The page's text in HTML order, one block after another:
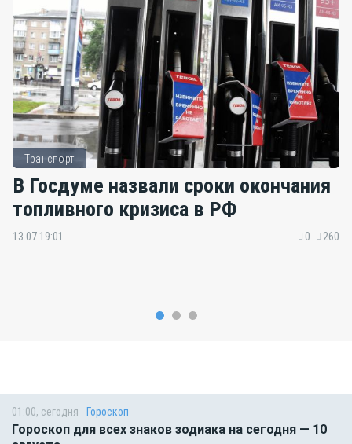
Транспорт
В Госдуме назвали сроки окончания
топливного кризиса в РФ
13.07 19:01 0 260
01:00, сегодня Гороскоп
Гороскоп для всех знаков зодиака на сегодня — 10